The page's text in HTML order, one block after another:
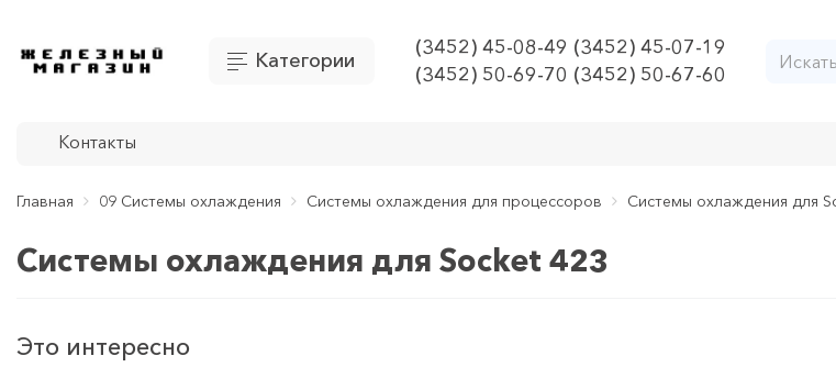
Категории
(3452) 45-08-49 (3452) 45-07-19
(3452) 50-69-70 (3452) 50-67-60
Контакты
Главная 09 Системы охлаждения Системы охлаждения для процессоров Системы охлаждения для
Системы охлаждения для Socket 423
Это интересно